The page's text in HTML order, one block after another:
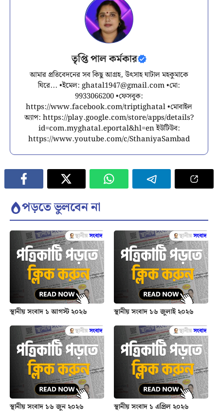
তৃপ্তি পাল কর্মকার
আমার প্রতিবেদনের সব কিছু আগ্রহ, উৎসাহ ঘাটাল মহকুমাকে
ঘিরে... •ইমেল: ghatal1947@gmail.com•মো:
9933066200 •ফেসবুক:
https://www.facebook.com/triptighatal •মোবাইল
অ্যাপ: https://play.google.com/store/apps/details?
id=com.myghatal.eportal&hl=en ইউটিউব:
https://www.youtube.com/c/SthaniyaSambad
পড়তে ভুলবেন না
স্থানীয় সংবাদ ১ আগস্ট ২০২৬ স্থানীয় সংবাদ ১৬ জুলাই ২০২৬
স্থানীয় সংবাদ ১৬ জুন ২০২৬ স্থানীয় সংবাদ ১ এপ্রিল ২০২৬